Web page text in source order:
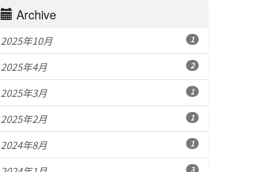
Archive
2025年10月 1
2025年4月 2
2025年3月 1
2025年2月 1
2024年8月 1
3